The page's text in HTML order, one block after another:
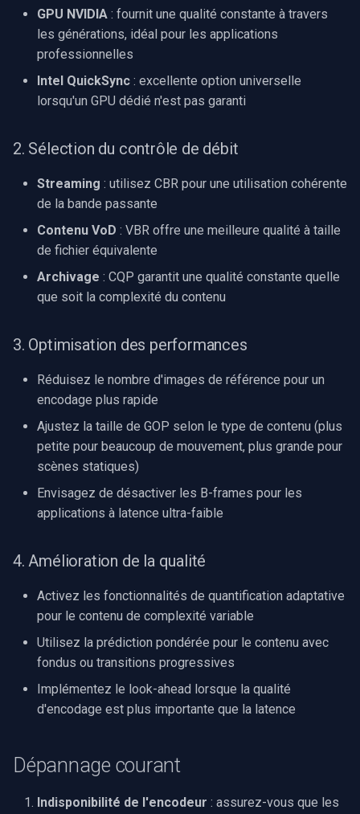
GPU NVIDIA : fournit une qualité constante à travers
les générations, idéal pour les applications
professionnelles
Intel QuickSync : excellente option universelle
lorsqu'un GPU dédié n'est pas garanti
2. Sélection du contrôle de débit
Streaming : utilisez CBR pour une utilisation cohérente
de la bande passante
Contenu VoD : VBR offre une meilleure qualité à taille
de fichier équivalente
Archivage : CQP garantit une qualité constante quelle
que soit la complexité du contenu
3. Optimisation des performances
Réduisez le nombre d'images de référence pour un
encodage plus rapide
Ajustez la taille de GOP selon le type de contenu (plus
petite pour beaucoup de mouvement, plus grande pour
scènes statiques)
Envisagez de désactiver les B-frames pour les
applications à latence ultra-faible
4. Amélioration de la qualité
Activez les fonctionnalités de quantification adaptative
pour le contenu de complexité variable
Utilisez la prédiction pondérée pour le contenu avec
fondus ou transitions progressives
Implémentez le look-ahead lorsque la qualité
d'encodage est plus importante que la latence
Dépannage courant
Indisponibilité de l'encodeur : assurez-vous que les